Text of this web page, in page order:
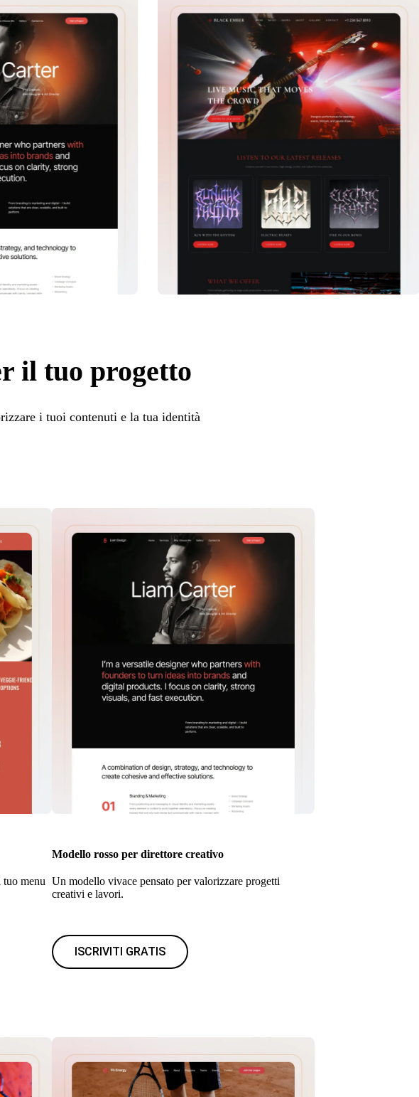
il tuo progetto
i tuoi contenuti e la tua identità
menu
Modello rosso per direttore creativo
Un modello vivace pensato per valorizzare progetti
creativi e lavori.
ISCRIVITI GRATIS